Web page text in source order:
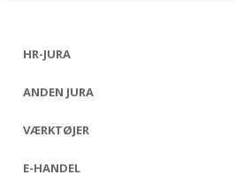
HR-JURA
ANDEN JURA
VÆRKTØJER
E-HANDEL